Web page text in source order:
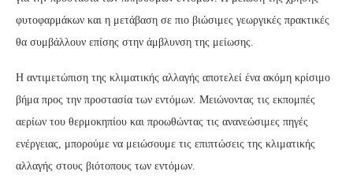
φυτοφαρμάκων και η μετάβαση σε πιο βιώσιμες γεωργικές πρακτικές
θα συμβάλλουν επίσης στην άμβλυνση της μείωσης.
Η αντιμετώπιση της κλιματικής αλλαγής αποτελεί ένα ακόμη κρίσιμο
βήμα προς την προστασία των εντόμων. Μειώνοντας τις εκπομπές
αερίων του θερμοκηπίου και προωθώντας τις ανανεώσιμες πηγές
ενέργειας, μπορούμε να μειώσουμε τις επιπτώσεις της κλιματικής
αλλαγής στους βιότοπους των εντόμων.